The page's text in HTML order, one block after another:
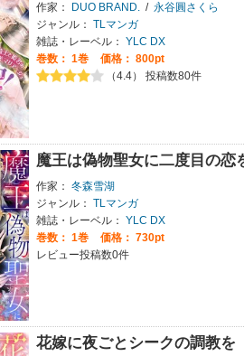
作家： DUO BRAND. / 永谷圓さくら
ジャンル： TLマンガ
雑誌・レーベル： YLC DX
巻数： 1巻
価格： 800pt
（4.4） 投稿数80件
魔王は偽物聖女に二度目の恋
作家： 冬森雪湖
ジャンル： TLマンガ
雑誌・レーベル： YLC DX
巻数： 1巻
価格： 730pt
レビュー投稿数0件
花嫁に夜ごとシークの調教を